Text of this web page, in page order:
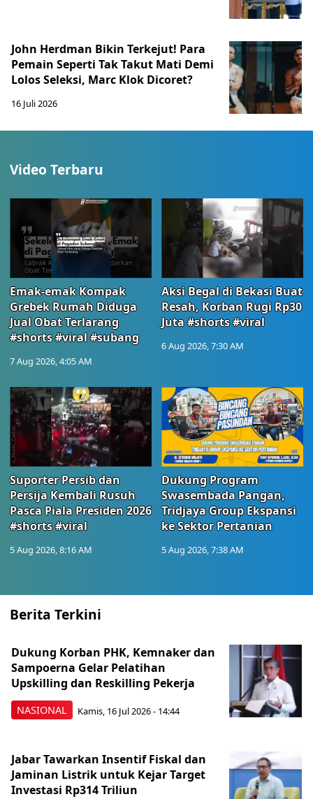
John Herdman Bikin Terkejut! Para
Pemain Seperti Tak Takut Mati Demi
Lolos Seleksi, Marc Klok Dicoret?
16 Juli 2026
Video Terbaru
Emak-emak Kompak
Grebek Rumah Diduga
Jual Obat Terlarang
#shorts #viral #subang
7 Aug 2026, 4:05 AM
Aksi Begal di Bekasi Buat
Resah, Korban Rugi Rp30
Juta #shorts #viral
6 Aug 2026, 7:30 AM
Suporter Persib dan
Persija Kembali Rusuh
Pasca Piala Presiden 2026
#shorts #viral
5 Aug 2026, 8:16 AM
Dukung Program
Swasembada Pangan,
Tridjaya Group Ekspansi
ke Sektor Pertanian
5 Aug 2026, 7:38 AM
Berita Terkini
NASIONAL
Dukung Korban PHK, Kemnaker dan
Sampoerna Gelar Pelatihan
Upskilling dan Reskilling Pekerja
Kamis, 16 Jul 2026 - 14:44
Jabar Tawarkan Insentif Fiskal dan
Jaminan Listrik untuk Kejar Target
Investasi Rp314 Triliun